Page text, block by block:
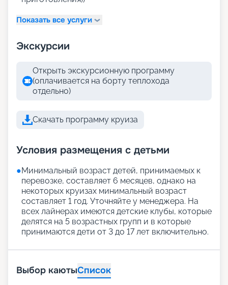
Показать все услуги
Экскурсии
Открыть экскурсионную программу
(оплачивается на борту теплохода
отдельно)
Скачать программу круиза
Условия размещения с детьми
●Минимальный возраст детей, принимаемых к
перевозке, составляет 6 месяцев, однако на
некоторых круизах минимальный возраст
составляет 1 год. Уточняйте у менеджера. На
всех лайнерах имеются детские клубы, которые
делятся на 5 возрастных групп и в которые
принимаются дети от 3 до 17 лет включительно.
Выбор каютыСписок